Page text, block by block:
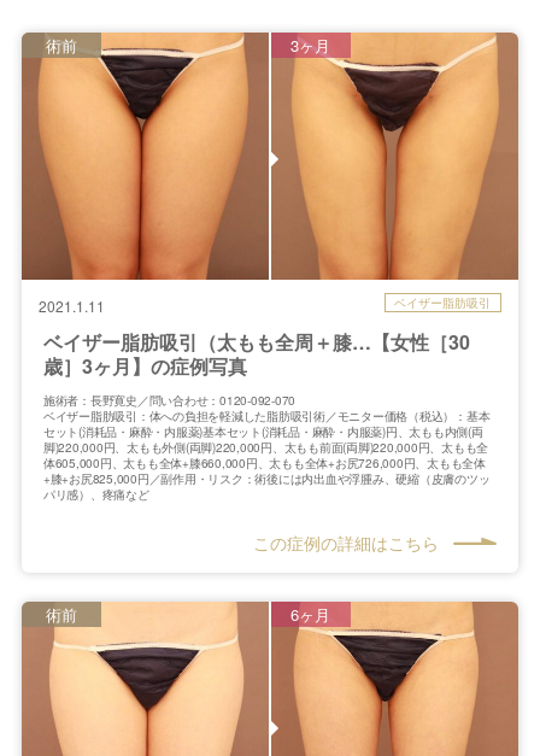
2021.1.11 ベイザー脂肪吸引
ベイザー脂肪吸引（太もも全周＋膝…【女性［30
歳］3ヶ月】の症例写真
術前 3ヶ月
施術者：長野寛史／問い合わせ：0120-092-070
ベイザー脂肪吸引：体への負担を軽減した脂肪吸引術／モニター価格（税込）：基本
セット(消耗品・麻酔・内服薬)基本セット(消耗品・麻酔・内服薬)円、太もも内側(両
脚)220,000円、太もも外側(両脚)220,000円、太もも前面(両脚)220,000円、太もも全
体605,000円、太もも全体+膝660,000円、太もも全体+お尻726,000円、太もも全体
+膝+お尻825,000円／副作用・リスク：術後には内出血や浮腫み、硬縮（皮膚のツッ
パリ感）、疼痛など
この症例の詳細はこちら
術前 6ヶ月